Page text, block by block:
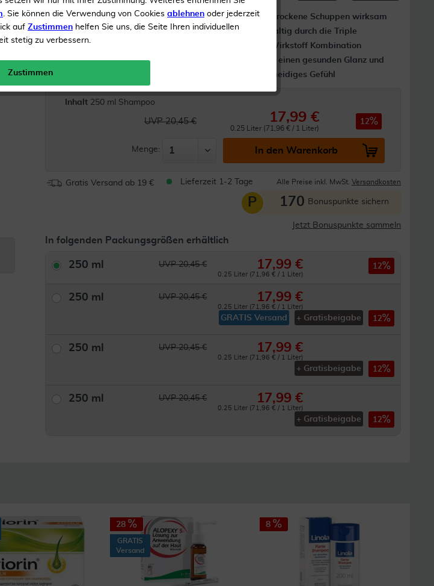
Anti-Schuppen Shampoo zur
Behandlung von trockenen Schuppen
Reduziert trockene Schuppen wirksam
und nachhaltig durch die Triple
Komplex Wirkstoff Kombination
Lindert Juckreiz und beruhigt die
Hinterlässt einen gesunden Glanz und
ein geschmeidiges Gefühl
Inhalt250 ml Shampoo
UVP 20,45 € 17,99 €
0.25 Liter (71,96 € / 1 Liter)
12
Menge: In den Warenkorb
Gratis Versand ab 19 € Lieferzeit 1-2 Tage Alle Preise inkl. MwSt. Versandkosten
P 170 Bonuspunkte sichern
Jetzt Bonuspunkte sammeln
In folgenden Packungsgrößen erhältlich
250 ml UVP 20,45 € 17,99 €
0.25 Liter (71,96 € / 1 Liter)
12
250 ml UVP 20,45 € 17,99 €
0.25 Liter (71,96 € / 1 Liter)
GRATIS Versand + Gratisbeigabe 12
250 ml UVP 20,45 € 17,99 €
0.25 Liter (71,96 € / 1 Liter)
+ Gratisbeigabe 12
250 ml UVP 20,45 € 17,99 €
0.25 Liter (71,96 € / 1 Liter)
+ Gratisbeigabe 12
28
GRATIS
Versand
8
. Sie können die Verwendung von Cookies ablehnen oder jederzeit
auf Zustimmen helfen Sie uns, die Seite Ihren individuellen
stetig zu verbessern.
Zustimmen